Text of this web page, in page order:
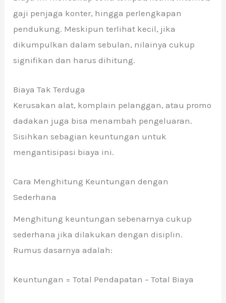
gaji penjaga konter, hingga perlengkapan
pendukung. Meskipun terlihat kecil, jika
dikumpulkan dalam sebulan, nilainya cukup
signifikan dan harus dihitung.
Biaya Tak Terduga
Kerusakan alat, komplain pelanggan, atau promo
dadakan juga bisa menambah pengeluaran.
Sisihkan sebagian keuntungan untuk
mengantisipasi biaya ini.
Cara Menghitung Keuntungan dengan
Sederhana
Menghitung keuntungan sebenarnya cukup
sederhana jika dilakukan dengan disiplin.
Rumus dasarnya adalah:
Keuntungan = Total Pendapatan – Total Biaya